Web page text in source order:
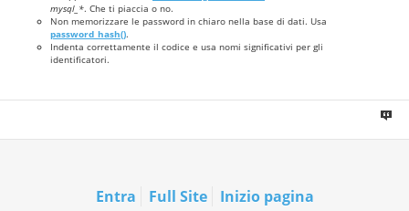
mysql_*. Che ti piaccia o no.
Non memorizzare le password in chiaro nella base di dati. Usa
password_hash().
Indenta correttamente il codice e usa nomi significativi per gli
identificatori.
Entra Full Site Inizio pagina